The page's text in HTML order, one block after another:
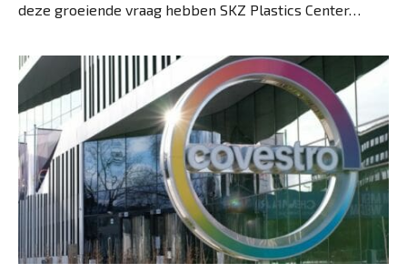
deze groeiende vraag hebben SKZ Plastics Center…